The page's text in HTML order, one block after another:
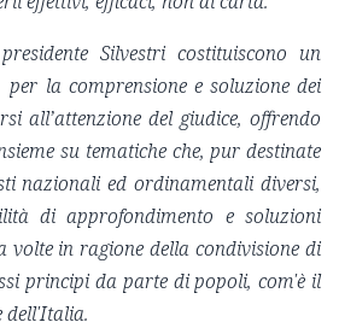
Silvestri costituiscono un
la comprensione e soluzione dei
all’attenzione del giudice, offrendo
su tematiche che, pur destinate
nazionali ed ordinamentali diversi,
di approfondimento e soluzioni
volte in ragione della condivisione di
principi da parte di popoli, com'è il
dell'Italia.